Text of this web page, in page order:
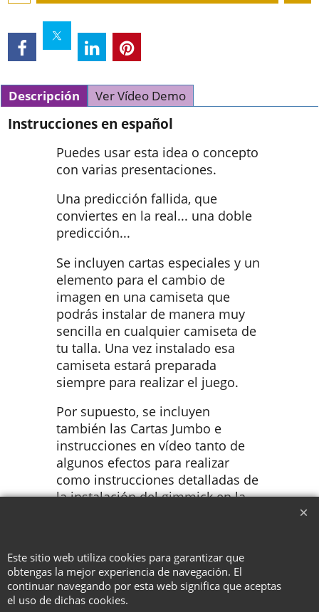
Descripción Ver Vídeo Demo
Instrucciones en español
Puedes usar esta idea o concepto
con varias presentaciones.
Una predicción fallida, que
conviertes en la real... una doble
predicción...
Se incluyen cartas especiales y un
elemento para el cambio de
imagen en una camiseta que
podrás instalar de manera muy
sencilla en cualquier camiseta de
tu talla. Una vez instalado esa
camiseta estará preparada
siempre para realizar el juego.
Por supuesto, se incluyen
también las Cartas Jumbo e
instrucciones en vídeo tanto de
algunos efectos para realizar
como instrucciones detalladas de
la instalación del gimmick en la
To create online store ShopFactory eCommerce software was used.
Este sitio web utiliza cookies para garantizar que
obtengas la mejor experiencia de navegación. El
continuar navegando por esta web significa que aceptas
el uso de dichas cookies.